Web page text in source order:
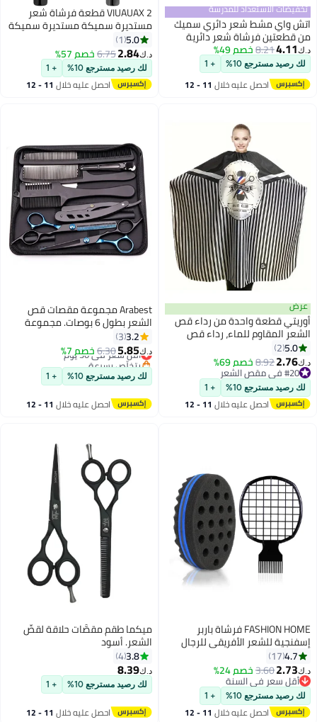
تخفيضات الاستعداد للمدرسة
اتش واي مشط شعر دائري سميك
من قطعتين فرشاة شعر دائرية
شعيرات مشط شعر تجفيف بالهواء
فرشاة صغيرة للشعر القصير مشط
تدليك فروة الرأس فرشاة دائرية لف
الشعر للشعر الرطب أو الجاف (أسود)
د.ك‏4.11
8.21خصم 49%
لك رصيد مسترجع 10% + 1
احصل عليه خلال 11 - 12
VIUAUAX 2 قطعة فرشاة شعر
مستديرة سميكة مستديرة سميكة
فرشاة شعر للتجفيف بالمجفف
فرشاة شعر صغيرة مشط تدليك
الشعر القصير مشط تدليك الرأس
فرشاة شعر مستديرة للتدليك
للشعر الرطب أو الجاف (أسود)مشط
5.0
1
د.ك‏2.84
6.75خصم 57%
لك رصيد مسترجع 10% + 1
احصل عليه خلال 11 - 12
عرض
أوريتي قطعة واحدة من رداء قص
الشعر المقاوم للماء، رداء قص
الشعر القماشي، مريلة تصفيف
الشعر لقص الشعر وتصفيفه
5.0
2
د.ك‏2.76
8.92خصم 69%
#20 في مقص الشعر
#20 في مقص الشعر
لك رصيد مسترجع 10% + 1
احصل عليه خلال 11 - 12
Arabest مجموعة مقصات قص
الشعر بطول 6 بوصات. مجموعة
مقصات قص الشعر. أداة تصفيف
مقصات التخفيف، مجموعة مشط
الحلاقة، مشط قص الشعر، ماكينة
الحلاقة، مشط مزدوج الجوانب، مشط
تفاح.
3.2
3
د.ك‏5.85
6.30خصم 7%أقل سعر في 30 يوم
بتخلّص بسرعة
أقل سعر في 30 يوم
لك رصيد مسترجع 10% + 1
احصل عليه خلال 11 - 12
FASHION HOME فرشاة باربر
إسفنجية للشعر الأفريقي للرجال
والنساء مع مشط تجعيد الشعر
4.7
17
د.ك‏2.73
3.60خصم 24%
أقل سعر في السنة
أقل سعر في السنة
لك رصيد مسترجع 10% + 1
احصل عليه خلال 11 - 12
ميكما طقم مقصَّات حلاقة لقصِّ
الشعر. أسود
3.8
4
د.ك‏8.39
لك رصيد مسترجع 10% + 1
احصل عليه خلال 11 - 12